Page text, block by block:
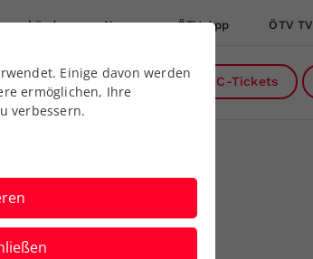
News ÖTV App ÖTV TV
Über uns DC-Tickets
Einige davon werden
ermöglichen, Ihre
verbessern.